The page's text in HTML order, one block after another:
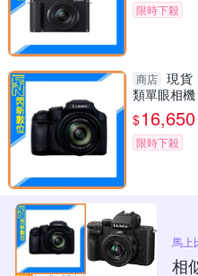
限時下殺
商店 現貨
類單眼相機
$16,650
限時下殺
馬上
相